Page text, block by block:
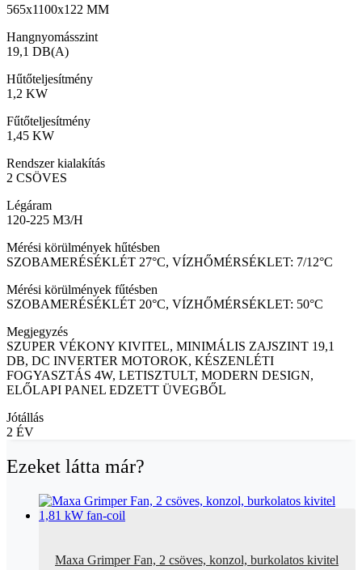
565x1100x122 MM
Hangnyomásszint
19,1 DB(A)
Hűtőteljesítmény
1,2 KW
Fűtőteljesítmény
1,45 KW
Rendszer kialakítás
2 CSÖVES
Légáram
120-225 M3/H
Mérési körülmények hűtésben
SZOBAMERÉSÉKLÉT 27°C, VÍZHŐMÉRSÉKLET: 7/12°C
Mérési körülmények fűtésben
SZOBAMERÉSÉKLÉT 20°C, VÍZHŐMÉRSÉKLET: 50°C
Megjegyzés
SZUPER VÉKONY KIVITEL, MINIMÁLIS ZAJSZINT 19,1
DB, DC INVERTER MOTOROK, KÉSZENLÉTI
FOGYASZTÁS 4W, LETISZTULT, MODERN DESIGN,
ELŐLAPI PANEL EDZETT ÜVEGBŐL
Jótállás
2 ÉV
Ezeket látta már?
Maxa Grimper Fan, 2 csöves, konzol, burkolatos kivitel